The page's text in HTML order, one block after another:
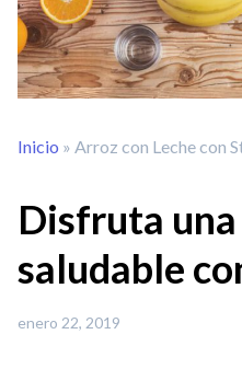
Inicio » Arroz con Leche con
Disfruta
saludable
enero 22, 2019